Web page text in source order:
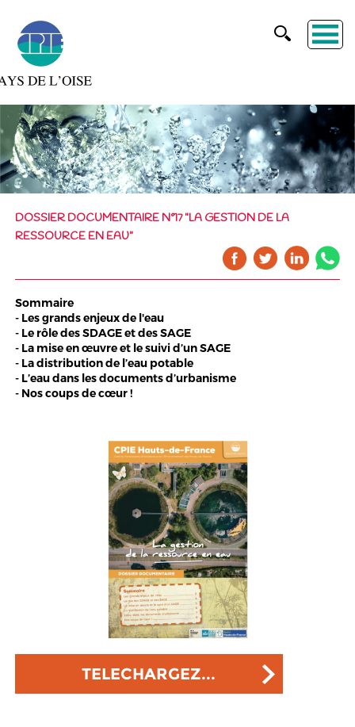
DOSSIER DOCUMENTAIRE N°17 "LA GESTION DE LA
RESSOURCE EN EAU"
Sommaire
- Les grands enjeux de l'eau
- Le rôle des SDAGE et des SAGE
- La mise en œuvre et le suivi d’un SAGE
- La distribution de l’eau potable
- L’eau dans les documents d’urbanisme
- Nos coups de cœur !
TELECHARGEZ...